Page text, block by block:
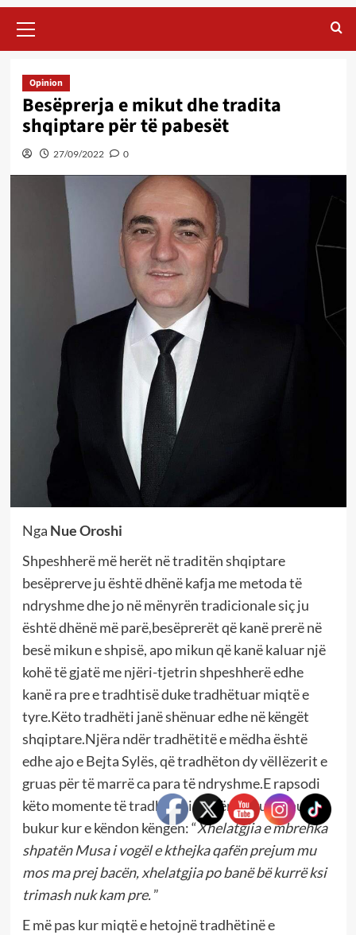
Menu
Opinion
Besëprerja e mikut dhe tradita
shqiptare për të pabesët
27/09/2022 0
Nga Nue Oroshi
Shpeshherë më herët në traditën shqiptare
besëprerve ju është dhënë kafja me metoda të
ndryshme dhe jo në mënyrën tradicionale siç ju
është dhënë më parë,besëprerët që kanë prerë në
besë mikun e shpisë, apo mikun që kanë kaluar një
kohë të gjatë me njëri-tjetrin shpeshherë edhe
kanë ra pre e tradhtisë duke tradhëtuar miqtë e
tyre.Këto tradhëti janë shënuar edhe në këngët
shqiptare.Njëra ndër tradhëtitë e mëdha është
edhe ajo e Bejta Sylës, që tradhëton dy vëllëzerit e
gruas për të marrë ca para të ndryshme.E rapsodi
këto momente të tradhtisë i ka përshkruar shumë
bukur kur e këndon këngën: “Xhelatgjia e mbrehka
shpatën Musa i vogël e kthejka qafën prejum mu
mos ma prej bacën, xhelatgjia po banë bë kurrë ksi
trimash nuk kam pre.”
E më pas kur miqtë e hetojnë tradhëtinë e